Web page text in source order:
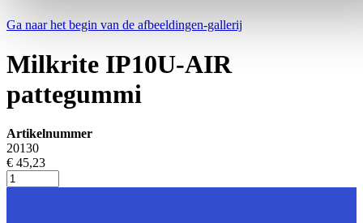
Ga naar het begin van de afbeeldingen-gallerij
Milkrite IP10U-AIR
pattegummi
Artikelnummer
20130
€ 45,23